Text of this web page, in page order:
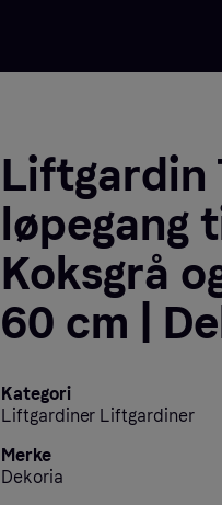
Liftgardin
løpegang
Koksgrå
60 cm |
Kategori
Liftgardiner Liftgardiner
Merke
Dekoria